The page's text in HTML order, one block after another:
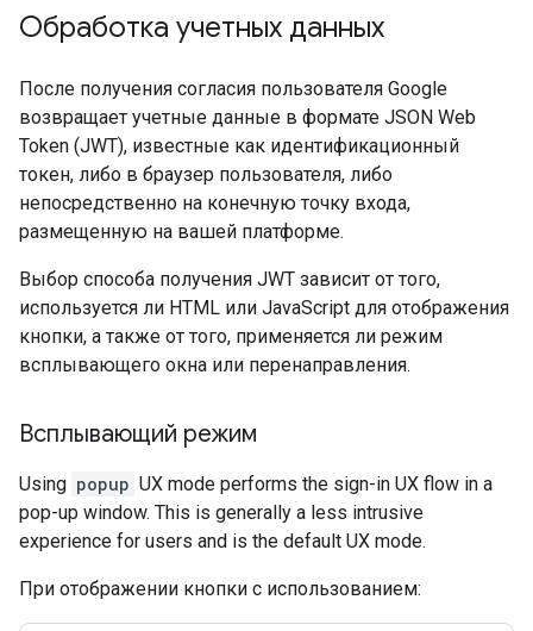
Обработка учетных данных
После получения согласия пользователя Google
возвращает учетные данные в формате JSON Web
Token (JWT), известные как идентификационный
токен, либо в браузер пользователя, либо
непосредственно на конечную точку входа,
размещенную на вашей платформе.
Выбор способа получения JWT зависит от того,
используется ли HTML или JavaScript для отображения
кнопки, а также от того, применяется ли режим
всплывающего окна или перенаправления.
Всплывающий режим
Using popup UX mode performs the sign-in UX flow in a
pop-up window. This is generally a less intrusive
experience for users and is the default UX mode.
При отображении кнопки с использованием: